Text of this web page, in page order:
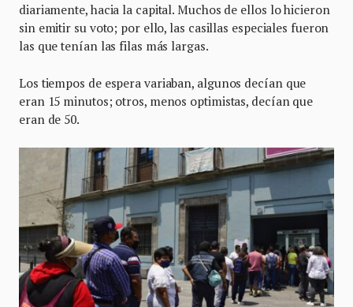
diariamente, hacia la capital. Muchos de ellos lo hicieron
sin emitir su voto; por ello, las casillas especiales fueron
las que tenían las filas más largas.
Los tiempos de espera variaban, algunos decían que
eran 15 minutos; otros, menos optimistas, decían que
eran de 50.